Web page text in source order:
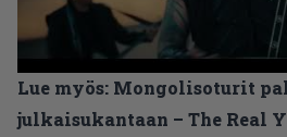
Lue myös: Mongolisoturit
julkaisukantaan – The Real